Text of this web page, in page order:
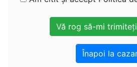
Înapoi la